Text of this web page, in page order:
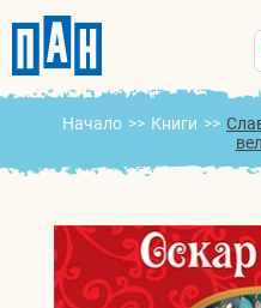
Начало >> Книги >>